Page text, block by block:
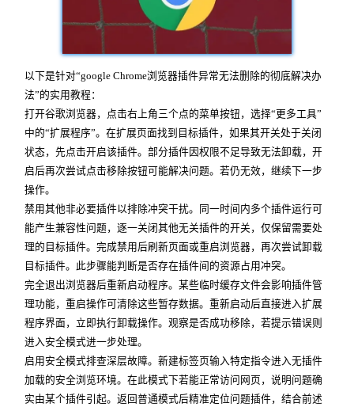
以下是针对“google Chrome浏览器插件异常无法删除的彻底解决办
法”的实用教程：
打开谷歌浏览器，点击右上角三个点的菜单按钮，选择“更多工具”
中的“扩展程序”。在扩展页面找到目标插件，如果其开关处于关闭
状态，先点击开启该插件。部分插件因权限不足导致无法卸载，开
启后再次尝试点击移除按钮可能解决问题。若仍无效，继续下一步
操作。
禁用其他非必要插件以排除冲突干扰。同一时间内多个插件运行可
能产生兼容性问题，逐一关闭其他无关插件的开关，仅保留需要处
理的目标插件。完成禁用后刷新页面或重启浏览器，再次尝试卸载
目标插件。此步骤能判断是否存在插件间的资源占用冲突。
完全退出浏览器后重新启动程序。某些临时缓存文件会影响插件管
理功能，重启操作可清除这些暂存数据。重新启动后直接进入扩展
程序界面，立即执行卸载操作。观察是否成功移除，若提示错误则
进入安全模式进一步处理。
启用安全模式排查深层故障。新建标签页输入特定指令进入无插件
加载的安全浏览环境。在此模式下若能正常访问网页，说明问题确
实由某个插件引起。返回普通模式后精准定位问题插件，结合前述